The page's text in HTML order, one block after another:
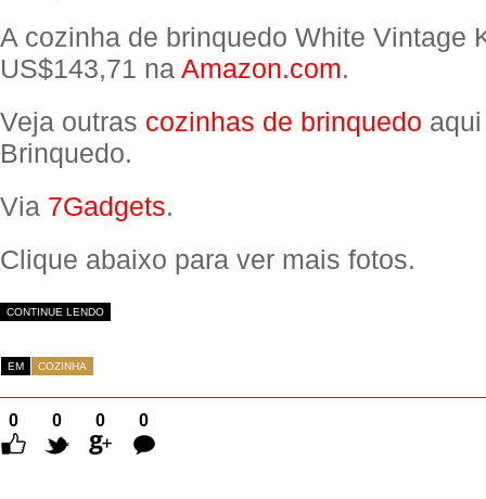
A cozinha de brinquedo White Vintage
US$143,71 na Amazon.com.
Veja outras cozinhas de brinquedo
Brinquedo.
Via 7Gadgets.
Clique abaixo para ver mais fotos.
CONTINUE LENDO
EM COZINHA
0 0 0
0
Comentários